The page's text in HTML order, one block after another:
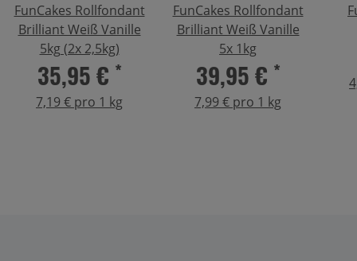
FunCakes Rollfondant
Brilliant Weiß Vanille
5kg (2x 2,5kg)
35,95 € *
7,19 € pro 1 kg
FunCakes Rollfondant
Brilliant Weiß Vanille
5x 1kg
39,95 € *
7,99 € pro 1 kg